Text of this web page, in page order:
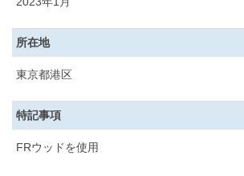
所在地
東京都港区
特記事項
FRウッドを使用